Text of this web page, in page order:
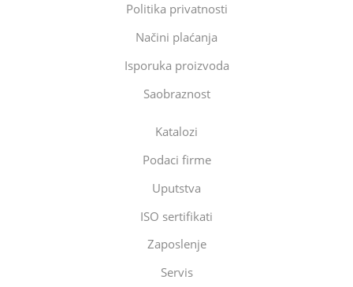
Politika privatnosti
Načini plaćanja
Isporuka proizvoda
Saobraznost
Katalozi
Podaci firme
Uputstva
ISO sertifikati
Zaposlenje
Servis